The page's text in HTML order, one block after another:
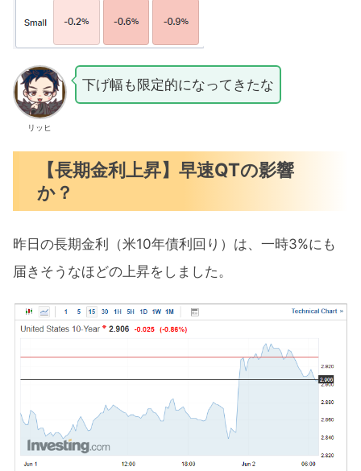
リッヒ
下げ幅も限定的になってきたな
【長期金利上昇】早速QTの影響
か？
昨日の長期金利（米10年債利回り）は、一時3%にも
届きそうなほどの上昇をしました。